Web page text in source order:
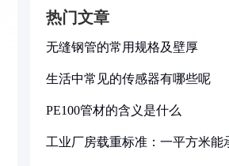
热门文章
无缝钢管的常用规格及壁厚
生活中常见的传感器有哪些呢
PE100管材的含义是什么
工业厂房载重标准：一平方米能